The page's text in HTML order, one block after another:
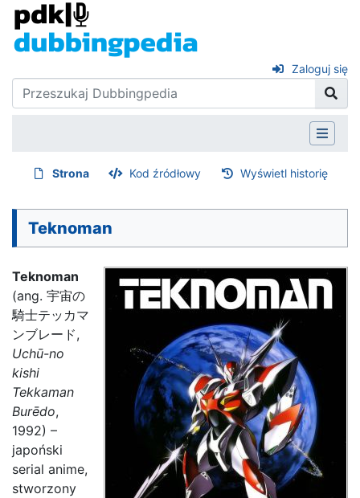
Zaloguj się
Strona Kod źródłowy Wyświetl historię
Teknoman
Teknoman
(ang. 宇宙の
騎士テッカマ
ンブレード,
Uchū-no
kishi
Tekkaman
Burēdo,
1992) –
japoński
serial anime,
stworzony